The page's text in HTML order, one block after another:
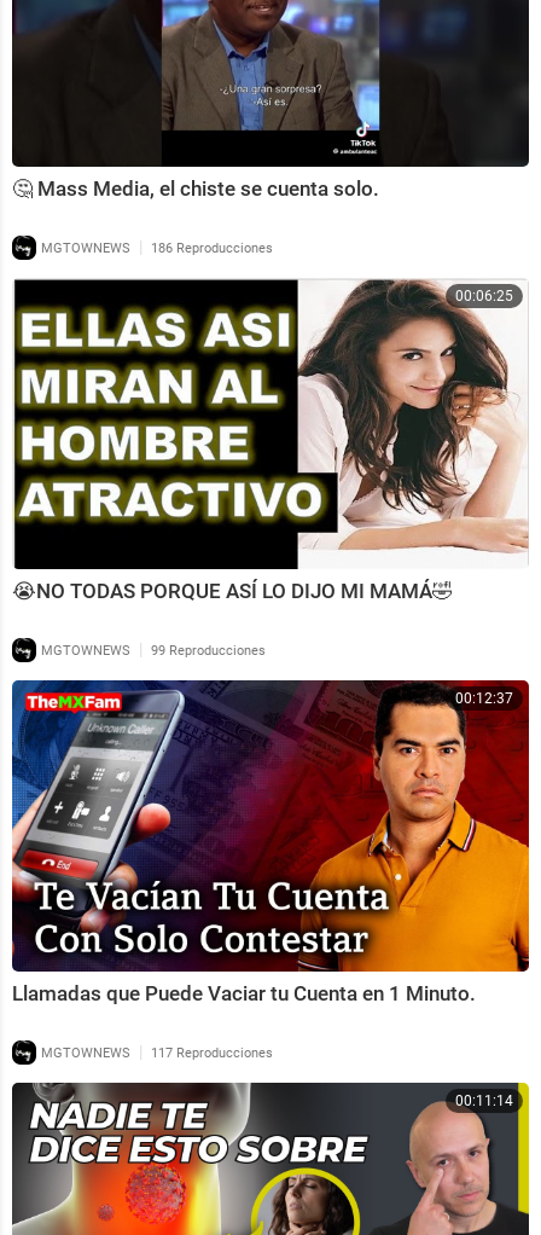
🤔 Mass Media, el chiste se cuenta solo.
MGTOWNEWS | 186 Reproducciones
00:06:25
😭NO TODAS PORQUE ASÍ LO DIJO MI MAMÁ🤣
MGTOWNEWS | 99 Reproducciones
00:12:37
Llamadas que Puede Vaciar tu Cuenta en 1 Minuto.
MGTOWNEWS | 117 Reproducciones
00:11:14